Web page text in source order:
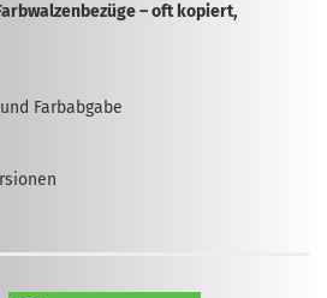
– oft kopiert,
Farbabgabe